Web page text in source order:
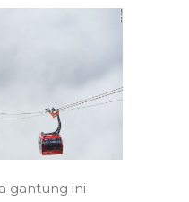
gantung ini